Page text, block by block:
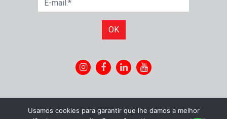
OK
Usamos cookies para garantir que lhe damos a melhor